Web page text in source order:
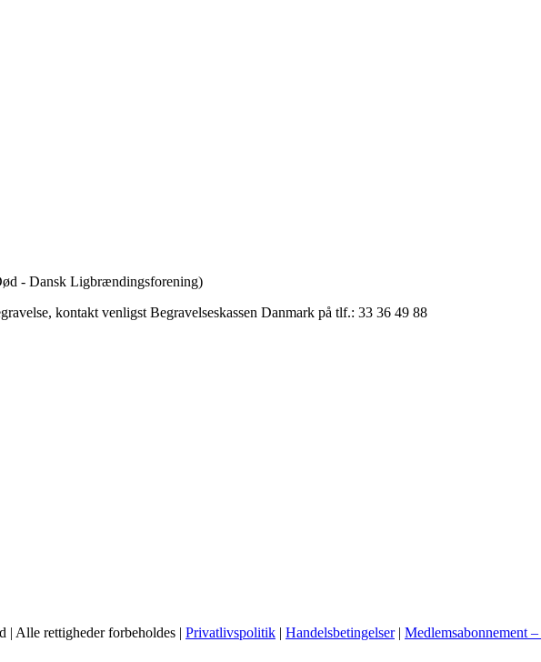
- Dansk Ligbrændingsforening)
kontakt venligst Begravelseskassen Danmark på tlf.: 33 36 49 88
Alle rettigheder forbeholdes | Privatlivspolitik | Handelsbetingelser| Medlemsabonnement